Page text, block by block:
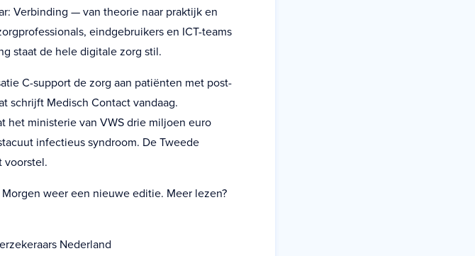
Verbinding — van theorie naar praktijk en
eindgebruikers en ICT-teams
staat de hele digitale zorg stil.
C-support de zorg aan patiënten met post-
schrijft Medisch Contact vandaag.
het ministerie van VWS drie miljoen euro
infectieus syndroom. De Tweede
voorstel.
weer een nieuwe editie. Meer lezen?
Nederland